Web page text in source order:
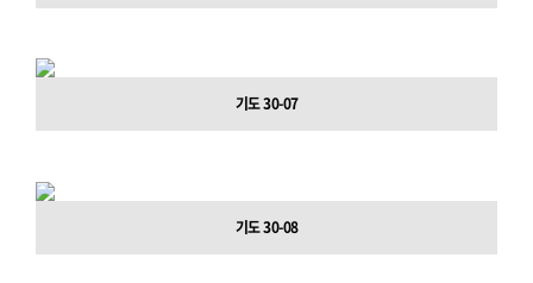
기도 30-07
기도 30-08